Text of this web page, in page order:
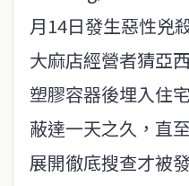
月14日發生惡性兇
大麻店經營者猜亞
塑膠容器後埋入住
蔽達一天之久，直
展開徹底搜查才被